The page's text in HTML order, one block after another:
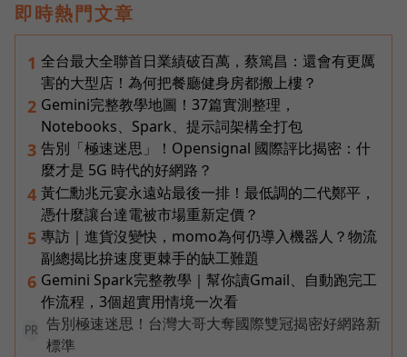
即時熱門文章
1 全台最大全聯首日業績破百萬，蔡篤昌：還會有更厲
害的大型店！為何把餐廳健身房都搬上樓？
2 Gemini完整教學地圖！37篇實測整理，
Notebooks、Spark、提示詞架構全打包
3 告別「極速迷思」！Opensignal 國際評比揭密：什
麼才是 5G 時代的好網路？
4 黃仁勳兆元宴永遠站最後一排！最低調的二代鄭平，
憑什麼讓台達電被市場重新定價？
5 專訪｜進貨沒變快，momo為何仍導入機器人？物流
副總揭比拚速度更棘手的缺工難題
6 Gemini Spark完整教學｜幫你讀Gmail、自動跑完工
作流程，3個超實用情境一次看
PR
告別極速迷思！台灣大哥大奪國際雙冠揭密好網路新
標準